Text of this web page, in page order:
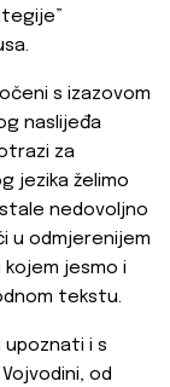
s izazovom
naslijeđa
za
jezika želimo
nedovoljno
u odmjerenijem
jesmo i
tekstu.
i s
od